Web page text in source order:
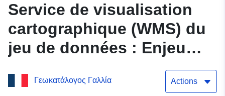
Service de visualisation
cartographique (WMS) du
jeu de données : Enjeu
prévention des risques
Γεωκατάλογος Γαλλία Actions